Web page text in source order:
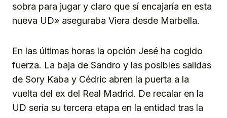
sobra para jugar y claro que sí encajaría en esta
nueva UD» aseguraba Viera desde Marbella.
En las últimas horas la opción Jesé ha cogido
fuerza. La baja de Sandro y las posibles salidas
de Sory Kaba y Cédric abren la puerta a la
vuelta del ex del Real Madrid. De recalar en la
UD sería su tercera etapa en la entidad tras la